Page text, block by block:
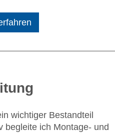
wichtiger Bestandteil
ich Montage- und